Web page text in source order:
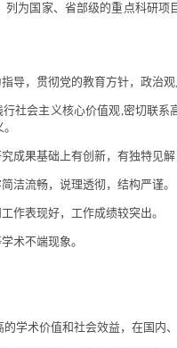
列为国家、省部级的重点科研
导，贯彻党的教育方针，政治
社会主义核心价值观,密切联
成果基础上有创新，有独特见
洁流畅，说理透彻，结构严谨。
作表现好，工作成绩较突出。
术不端现象。
学术价值和社会效益，在国内